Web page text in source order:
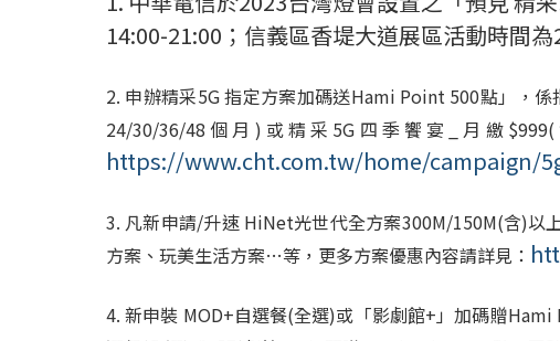
14:00-21:00；信義區香堤大道展區活動時間
2. 申辦精采5G 指定方案加碼送Hami Point 500點」，
24/30/36/48個月)或精采5G四季饗宴_月繳
https://www.cht.com.tw/home/campaign/
3. 凡新申請/升速 HiNet光世代全方案300M/150M(含)以
方案、玩美生活方案…等，更多方案優惠內容請詳見：
4. 新申裝 MOD+自選餐(全選)或「影劇館+ 」加碼贈Hami